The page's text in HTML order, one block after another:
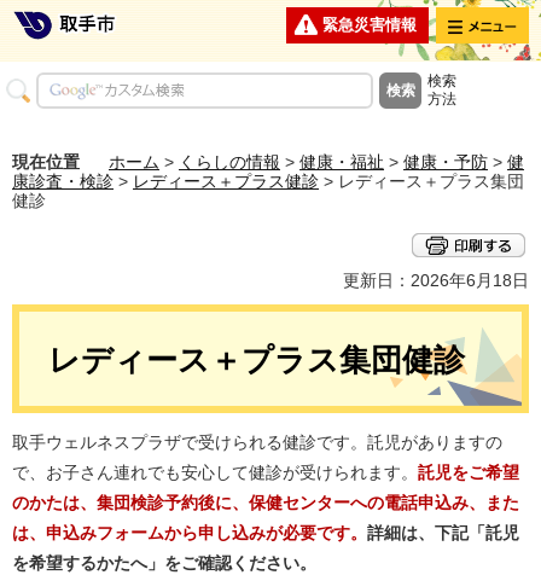
緊急災害情報 メニュー
検索
方法
現在位置 ホーム > くらしの情報 > 健康・福祉 > 健康・予防 > 健
康診査・検診 > レディース＋プラス健診 > レディース＋プラス集団
健診
更新日：2026年6月18日
レディース＋プラス集団健診
取手ウェルネスプラザで受けられる健診です。託児がありますの
で、お子さん連れでも安心して健診が受けられます。 託児をご希望
のかたは、集団検診予約後に、保健センターへの電話申込み、また
は、申込みフォームから申し込みが必要です。 詳細は、下記「託児
を希望するかたへ」をご確認ください。